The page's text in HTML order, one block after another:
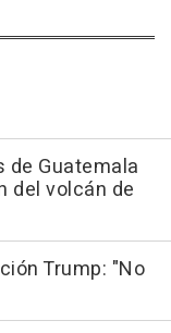
de Guatemala
del volcán de
Trump: "No